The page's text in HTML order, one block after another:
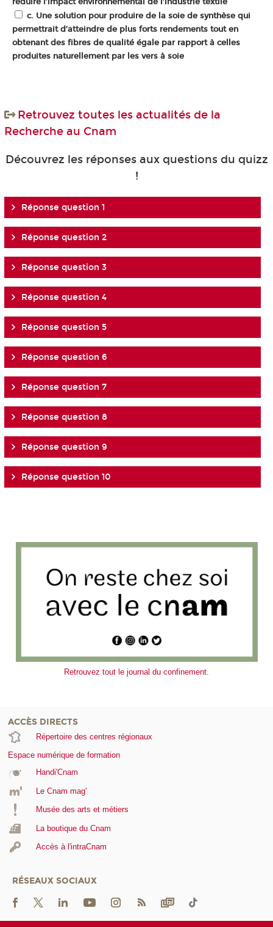
réduire l’impact environnemental de l’industrie textile
c. Une solution pour produire de la soie de synthèse qui
permettrait d’atteindre de plus forts rendements tout en
obtenant des fibres de qualité égale par rapport à celles
produites naturellement par les vers à soie
Retrouvez toutes les actualités de la
Recherche au Cnam
Découvrez les réponses aux questions du quizz
!
Réponse question 1
Réponse question 2
Réponse question 3
Réponse question 4
Réponse question 5
Réponse question 6
Réponse question 7
Réponse question 8
Réponse question 9
Réponse question 10
Retrouvez tout le journal du confinement.
ACCÈS DIRECTS
Répertoire des centres régionaux
Espace numérique de formation
Handi'Cnam
Le Cnam mag'
Musée des arts et métiers
La boutique du Cnam
Accès à l'intraCnam
RÉSEAUX SOCIAUX